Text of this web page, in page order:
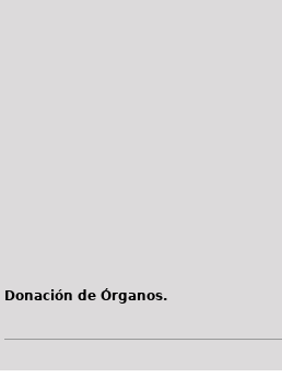
Donación de Órganos.